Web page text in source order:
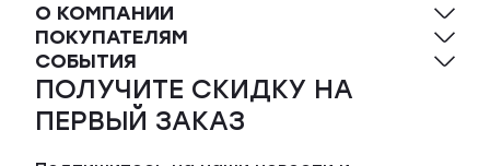
О КОМПАНИИ
ПОКУПАТЕЛЯМ
СОБЫТИЯ
ПОЛУЧИТЕ СКИДКУ НА
ПЕРВЫЙ ЗАКАЗ